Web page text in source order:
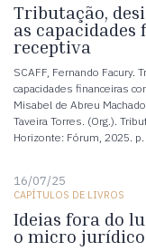
Tributação,
as
receptiva
SCAFF, Fernando Facury.
capacidades financeiras
Misabel de Abreu
Taveira Torres. (Org.).
Horizonte: Fórum, 2025.
16/07/25
CAPÍTULOS DE LIVROS
Ideias fora do
o micro jurídico